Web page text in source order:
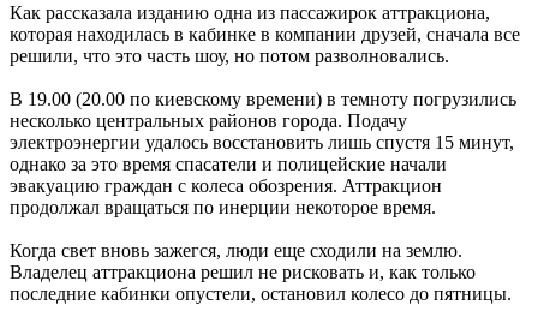
Как рассказала изданию одна из пассажирок аттракциона,
которая находилась в кабинке в компании друзей, сначала все
решили, что это часть шоу, но потом разволновались.
В 19.00 (20.00 по киевскому времени) в темноту погрузились
несколько центральных районов города. Подачу
электроэнергии удалось восстановить лишь спустя 15 минут,
однако за это время спасатели и полицейские начали
эвакуацию граждан с колеса обозрения. Аттракцион
продолжал вращаться по инерции некоторое время.
Когда свет вновь зажегся, люди еще сходили на землю.
Владелец аттракциона решил не рисковать и, как только
последние кабинки опустели, остановил колесо до пятницы.